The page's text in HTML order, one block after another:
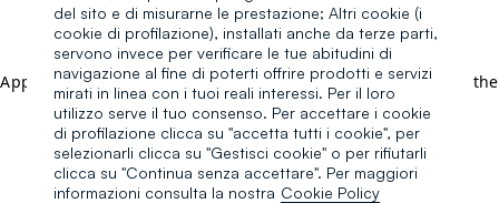
Application error: a client-side exception has occurred (see the
browser console for more information).
del sito e di misurarne le prestazione; Altri cookie (i
cookie di profilazione), installati anche da terze parti,
servono invece per verificare le tue abitudini di
navigazione al fine di poterti offrire prodotti e servizi
mirati in linea con i tuoi reali interessi. Per il loro
utilizzo serve il tuo consenso. Per accettare i cookie
di profilazione clicca su "accetta tutti i cookie", per
selezionarli clicca su "Gestisci cookie" o per rifiutarli
clicca su "Continua senza accettare". Per maggiori
informazioni consulta la nostra Cookie Policy